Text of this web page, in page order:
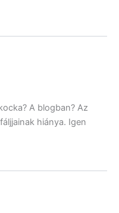
A blogban? Az
hiánya. Igen